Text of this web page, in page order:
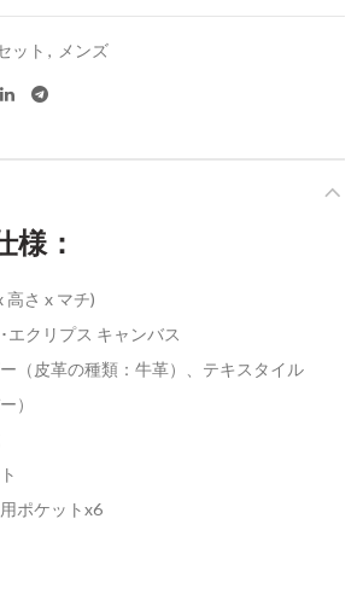
ット , メンズ
様：
高さ x マチ)
エクリプス キャンバス
（皮革の種類：牛革）、テキスタイル
）
ポケットx6